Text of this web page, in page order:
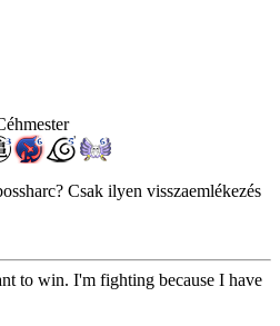
Csak ilyen visszaemlékezés
to win. I'm fighting because I have